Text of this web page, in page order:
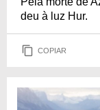
deu à luz Hur.
COPIAR